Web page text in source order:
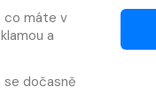
co máte v
a
se dočasně